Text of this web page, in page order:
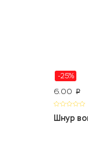
-25%
6.00 p
Шнур